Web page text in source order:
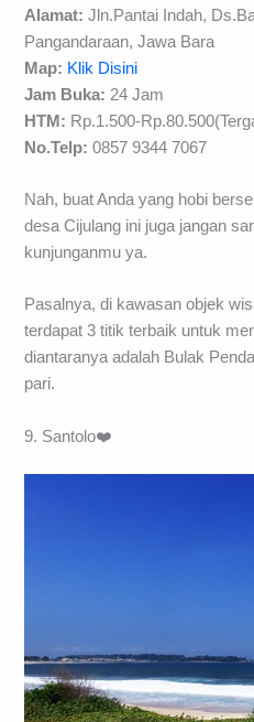
Alamat: Jln.Pantai Indah,
Pangandaraan, Jawa Bara
Map: Klik Disini
Jam Buka: 24 Jam
HTM: Rp.1.500-
No.Telp: 0857 9344 7067
Nah, buat Anda yang hobi
desa Cijulang ini juga jangan
kunjunganmu ya.
Pasalnya, di kawasan objek
terdapat 3 titik terbaik untuk
diantaranya adalah Bulak
pari.
9. Santolo❤️